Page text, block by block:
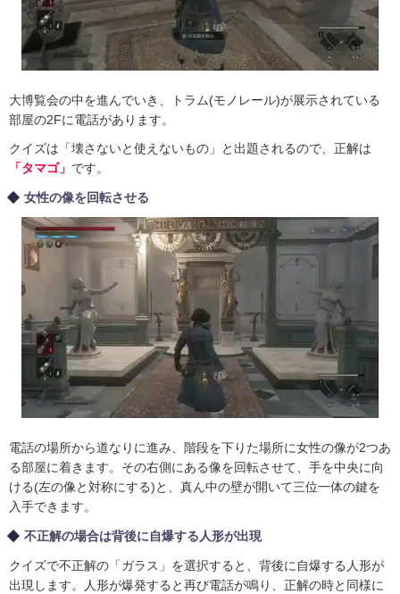
大博覧会の中を進んでいき、トラム(モノレール)が展示されている
部屋の2Fに電話があります。
クイズは「壊さないと使えないもの」と出題されるので、正解は
「タマゴ」 です。
女性の像を回転させる
電話の場所から道なりに進み、階段を下りた場所に女性の像が2つあ
る部屋に着きます。その右側にある像を回転させて、手を中央に向
ける(左の像と対称にする)と、真ん中の壁が開いて三位一体の鍵を
入手できます。
不正解の場合は背後に自爆する人形が出現
クイズで不正解の「ガラス」を選択すると、背後に自爆する人形が
出現します。人形が爆発すると再び電話が鳴り、正解の時と同様に